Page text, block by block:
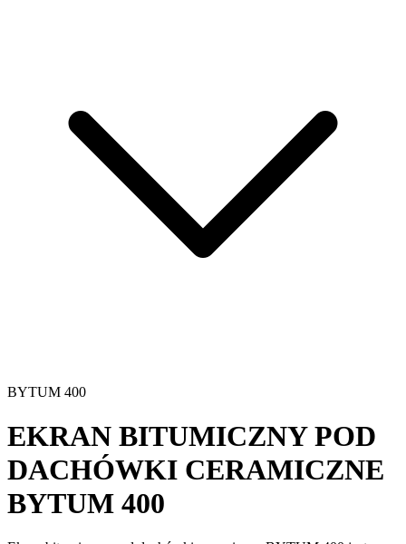
BYTUM 400
EKRAN BITUMICZNY POD
DACHÓWKI CERAMICZNE
BYTUM 400